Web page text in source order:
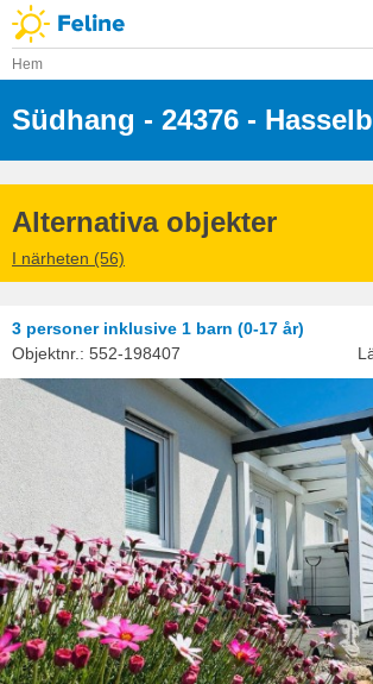
Hem
Südhang - 24376 -
Alternativa objekter
I närheten (56)
3 personer inklusive 1 barn (0-17 år)
Objektnr.: 552-198407